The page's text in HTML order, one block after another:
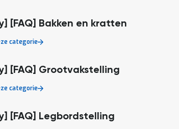
[FAQ] Bakken en kratten
categorie
[FAQ] Grootvakstelling
categorie
[FAQ] Legbordstelling